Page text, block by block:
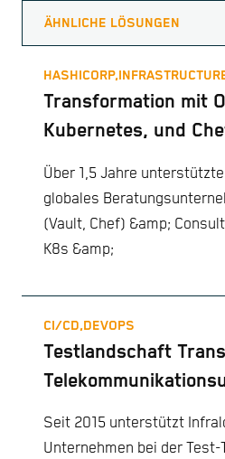
ÄHNLICHE LÖSUNGEN
HASHICORP,
Transformation mit
Kubernetes, und
Über 1,5 Jahre
globales
(Vault, Chef) &amp;
K8s &amp;
CI/CD,DEVOPS
Testlandschaft
Seit 2015 unterstützt
Unternehmen bei der